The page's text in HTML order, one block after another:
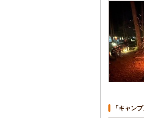
「キャン